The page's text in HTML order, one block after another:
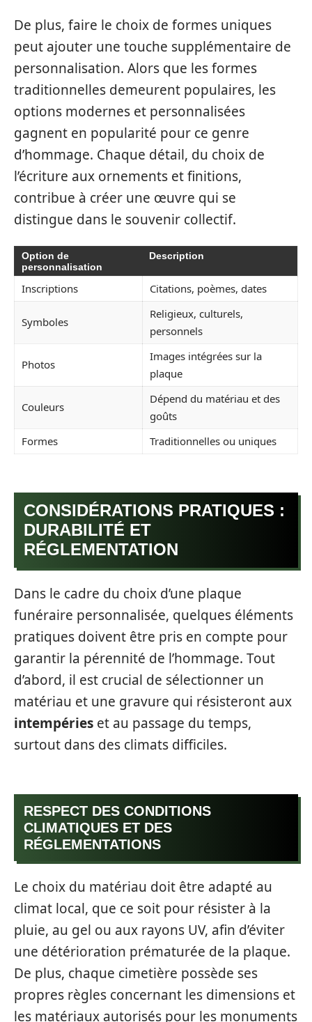
De plus, faire le choix de formes uniques
peut ajouter une touche supplémentaire de
personnalisation. Alors que les formes
traditionnelles demeurent populaires, les
options modernes et personnalisées
gagnent en popularité pour ce genre
d’hommage. Chaque détail, du choix de
l’écriture aux ornements et finitions,
contribue à créer une œuvre qui se
distingue dans le souvenir collectif.
Option de
personnalisation
Description
Inscriptions Citations, poèmes, dates
Symboles
Religieux, culturels,
personnels
Photos
Images intégrées sur la
plaque
Couleurs
Dépend du matériau et des
goûts
Formes
Traditionnelles ou uniques
CONSIDÉRATIONS PRATIQUES :
DURABILITÉ ET
RÉGLEMENTATION
Dans le cadre du choix d’une plaque
funéraire personnalisée, quelques éléments
pratiques doivent être pris en compte pour
garantir la pérennité de l’hommage. Tout
d’abord, il est crucial de sélectionner un
matériau et une gravure qui résisteront aux
intempéries et au passage du temps,
surtout dans des climats difficiles.
RESPECT DES CONDITIONS
CLIMATIQUES ET DES
RÉGLEMENTATIONS
Le choix du matériau doit être adapté au
climat local, que ce soit pour résister à la
pluie, au gel ou aux rayons UV, afin d’éviter
une détérioration prématurée de la plaque.
De plus, chaque cimetière possède ses
propres règles concernant les dimensions et
les matériaux autorisés pour les monuments